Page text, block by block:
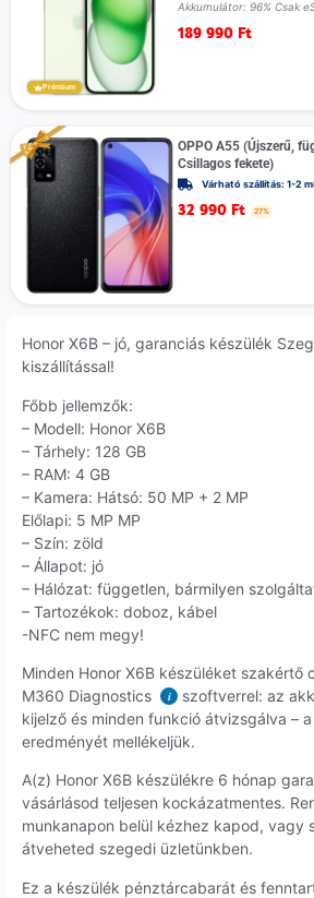
Prémium
Akkumulátor: 96% Csak
189 990 Ft
OPPO A55 (Újszerű,
Csillagos fekete)
Várható szállítás: 1-2
32 990 Ft 27%
Honor X6B – jó, garanciás készülék
kiszállítással!
Főbb jellemzők:
– Modell: Honor X6B
– Tárhely: 128 GB
– RAM: 4 GB
– Kamera: Hátsó: 50 MP + 2 MP
Előlapi: 5 MP MP
– Szín: zöld
– Állapot: jó
– Hálózat: független, bármilyen
– Tartozékok: doboz, kábel
-NFC nem megy!
Minden Honor X6B készüléket szakértő
M360 Diagnostics
i
szoftverrel: az
kijelző és minden funkció átvizsgálva –
eredményét mellékeljük.
A(z) Honor X6B készülékre 6 hónap
vásárlásod teljesen kockázatmentes.
munkanapon belül kézhez kapod, vagy
átveheted szegedi üzletünkben.
Ez a készülék pénztárcabarát és